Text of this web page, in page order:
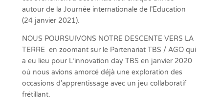
autour de la Journée internationale de l’Éducation
(24 janvier 2021).
NOUS POURSUIVONS NOTRE DESCENTE VERS LA
TERRE en zoomant sur le Partenariat TBS / AGO qui
a eu lieu pour L’innovation day TBS en janvier 2020
où nous avions amorcé déjà une exploration des
occasions d’apprentissage avec un jeu collaboratif
frétillant.